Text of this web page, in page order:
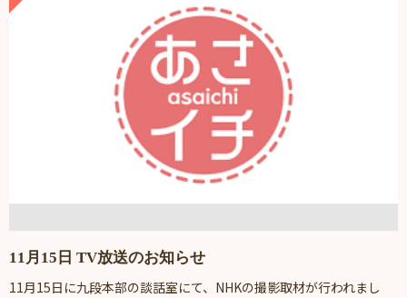
11月15日 TV放送のお知らせ
11月15日に九段本部の談話室にて、NHKの撮影取材が行われまし